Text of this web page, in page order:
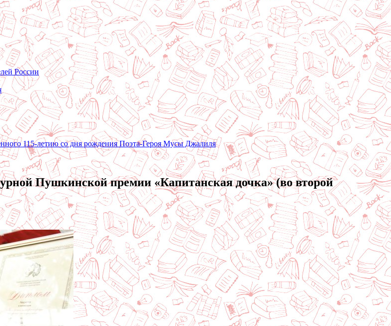
России
115-летию со дня рождения Поэта-Героя Мусы Джалиля
Пушкинской премии «Капитанская дочка» (во второй